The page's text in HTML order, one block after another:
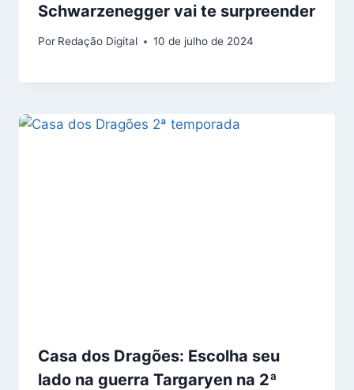
Schwarzenegger vai te surpreender
Por Redação Digital 10 de julho de 2024
Casa dos Dragões: Escolha seu
lado na guerra Targaryen na 2ª